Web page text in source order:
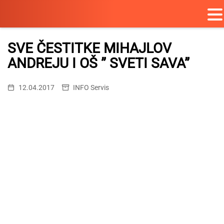
Skip
content
SVE ČESTITKE MIHAJLOV
ANDREJU I OŠ ” SVETI SAVA”
12.04.2017 INFO Servis